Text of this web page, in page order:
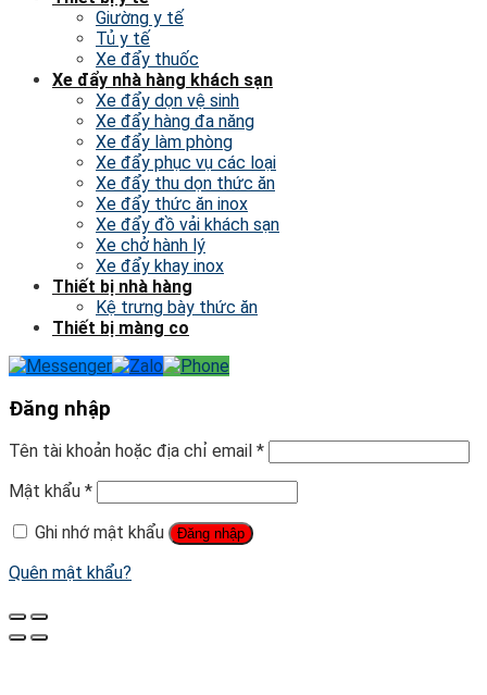
Giường y tế
Tủ y tế
Xe đẩy thuốc
Xe đẩy nhà hàng khách sạn
Xe đẩy dọn vệ sinh
Xe đẩy hàng đa năng
Xe đẩy làm phòng
Xe đẩy phục vụ các loại
Xe đẩy thu dọn thức ăn
Xe đẩy thức ăn inox
Xe đẩy đồ vải khách sạn
Xe chở hành lý
Xe đẩy khay inox
Thiết bị nhà hàng
Kệ trưng bày thức ăn
Thiết bị màng co
Đăng nhập
Tên tài khoản hoặc địa chỉ email *
Mật khẩu *
Ghi nhớ mật khẩu
Đăng nhập
Quên mật khẩu?